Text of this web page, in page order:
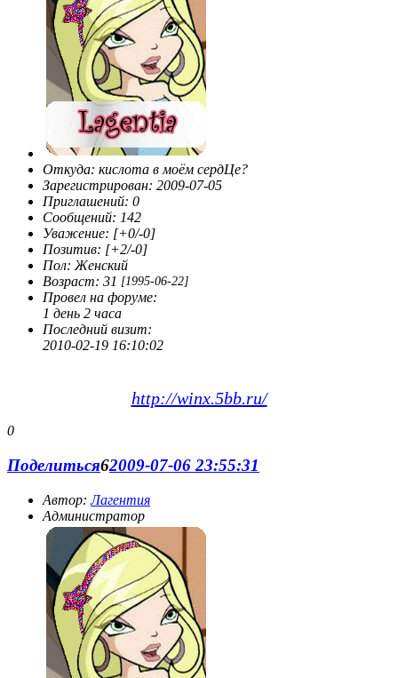
Откуда: кислота в моём сердЦе?
Зарегистрирован: 2009-07-05
Приглашений: 0
Сообщений: 142
Уважение: [+0/-0]
Позитив: [+2/-0]
Пол: Женский
Возраст: 31 [1995-06-22]
Провел на форуме:
1 день 2 часа
Последний визит:
2010-02-19 16:10:02
http://winx.5bb.ru/
0
Поделиться62009-07-06 23:55:31
Автор:Лагентия
Администратор